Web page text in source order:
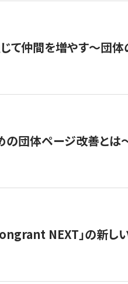
じて仲間を増やす～団
の団体ページ改善とは
NEXT」の新し